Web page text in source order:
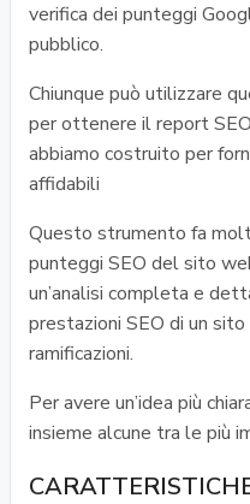
verifica dei punteggi
pubblico.
Chiunque può utilizzare
per ottenere il report
abbiamo costruito per
affidabili
Questo strumento fa
punteggi SEO del sito
un’analisi completa e
prestazioni SEO di un
ramificazioni.
Per avere un’idea più
insieme alcune tra le più